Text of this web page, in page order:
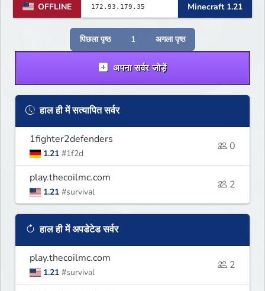
OFFLINE
Minecraft 1.21
पिछला पृष्ठ 1 अगला पृष्ठ
अपना सर्वर जोड़ें
हाल ही में सत्यापित सर्वर
1fighter2defenders
1.21 #1f2d
0
play.thecoilmc.com
1.21 #survival
2
हाल ही में अपडेटेड सर्वर
play.thecoilmc.com
1.21 #survival
2